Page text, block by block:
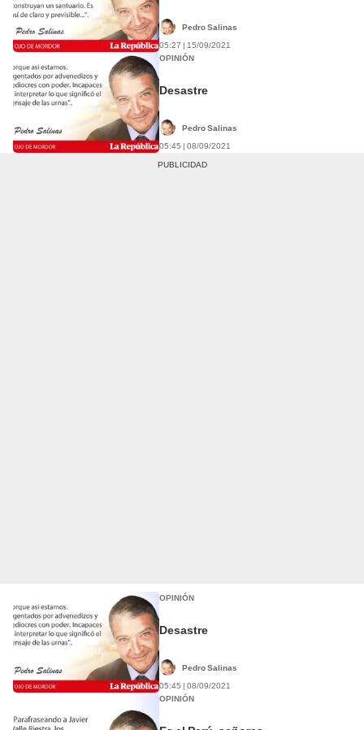
Pedro Salinas
05:27 | 15/09/2021
OPINIÓN
Desastre
Pedro Salinas
05:45 | 08/09/2021
OPINIÓN
Desastre
Pedro Salinas
05:45 | 08/09/2021
OPINIÓN